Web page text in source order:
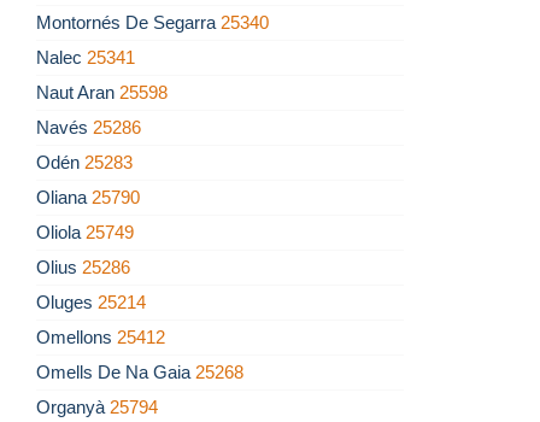
Montornés De Segarra 25340
Nalec 25341
Naut Aran 25598
Navés 25286
Odén 25283
Oliana 25790
Oliola 25749
Olius 25286
Oluges 25214
Omellons 25412
Omells De Na Gaia 25268
Organyà 25794